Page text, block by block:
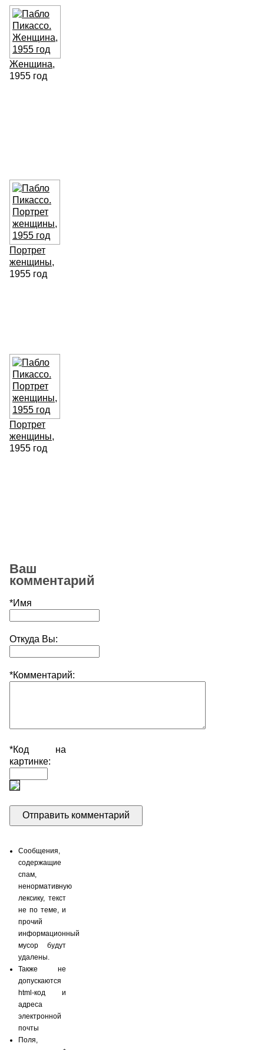
Женщина,
1955 год
Портрет
женщины,
1955 год
Портрет
женщины,
1955 год
Ваш
комментарий
*Имя
Откуда Вы:
*Комментарий:
*Код на
картинке:
Сообщения,
содержащие
спам,
ненормативную
лексику, текст
не по теме, и
прочий
информационный
мусор будут
удалены.
Также не
допускаются
html-код и
адреса
электронной
почты
Поля,